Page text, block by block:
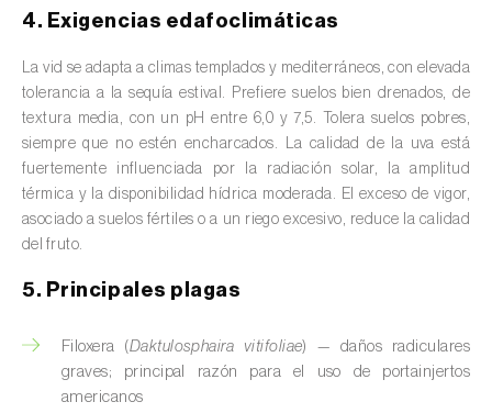
Begonia (Hillebrandia sandwicensis e
Berenjena (Solanum melongena)
Berenjena africana (Solanum aethiopicum)
Berro ( Nasturtium officinale )
Boj ( Buxus sempervirens L.
Cacahuete ( Arachis hypogaea
Cafeto ( Coffea spp.)
4. Exigencias edafoclimáticas
La vid se adapta a climas templados y mediterráneos, con elevada
tolerancia a la sequía estival. Prefiere suelos bien drenados, de
textura media, con un pH entre 6,0 y 7,5. Tolera suelos pobres,
siempre que no estén encharcados. La calidad de la uva está
fuertemente influenciada por la radiación solar, la amplitud
térmica y la disponibilidad hídrica moderada. El exceso de vigor,
asociado a suelos fértiles o a un riego excesivo, reduce la calidad
del fruto.
5. Principales plagas
Filoxera (Daktulosphaira vitifoliae) — daños radiculares
graves; principal razón para el uso de portainjertos
americanos